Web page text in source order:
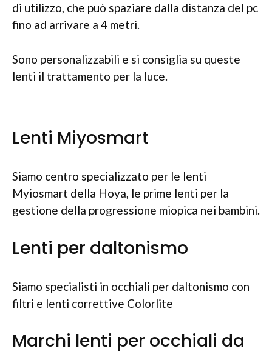
di utilizzo, che può spaziare dalla distanza del pc
fino ad arrivare a 4 metri.
Sono personalizzabili e si consiglia su queste
lenti il trattamento per la luce.
Lenti Miyosmart
Siamo centro specializzato per le lenti
Myiosmart della Hoya, le prime lenti per la
gestione della progressione miopica nei bambini.
Lenti per daltonismo
Siamo specialisti in occhiali per daltonismo con
filtri e lenti correttive Colorlite
Marchi lenti per occhiali da